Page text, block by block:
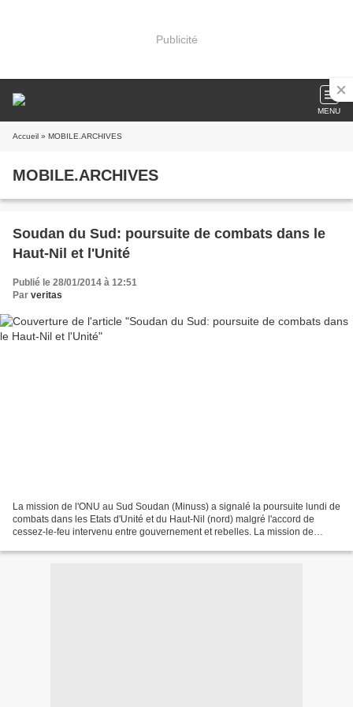
Publicité
MENU
Accueil » MOBILE.ARCHIVES
MOBILE.ARCHIVES
Soudan du Sud: poursuite de combats dans le
Haut-Nil et l'Unité
Publié le 28/01/2014 à 12:51
Par veritas
La mission de l'ONU au Sud Soudan (Minuss) a signalé la poursuite lundi de
combats dans les Etats d'Unité et du Haut-Nil (nord) malgré l'accord de
cessez-le-feu intervenu entre gouvernement et rebelles. La mission de